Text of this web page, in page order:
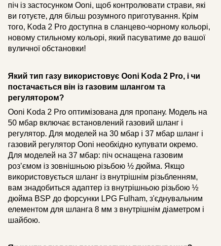
піч із застосунком Ooni, щоб контролювати страви, які
ви готуєте, для більш розумного приготування. Крім
того, Koda 2 Pro доступна в сланцево-чорному кольорі,
новому стильному кольорі, який пасуватиме до вашої
вуличної обстановки!
Який тип газу використовує Ooni Koda 2 Pro, і чи
постачається він із газовим шлангом та
регулятором?
Ooni Koda 2 Pro оптимізована для пропану. Модель на
50 мбар включає встановлений газовий шланг і
регулятор. Для моделей на 30 мбар і 37 мбар шланг і
газовий регулятор Ooni необхідно купувати окремо.
Для моделей на 37 мбар: піч оснащена газовим
роз’ємом із зовнішньою різьбою ½ дюйма. Якщо
використовується шланг із внутрішнім різьбленням,
вам знадобиться адаптер із внутрішньою різьбою ½
дюйма BSP до форсунки LPG Fulham, з'єднувальним
елементом для шланга 8 мм з внутрішнім діаметром і
шайбою.